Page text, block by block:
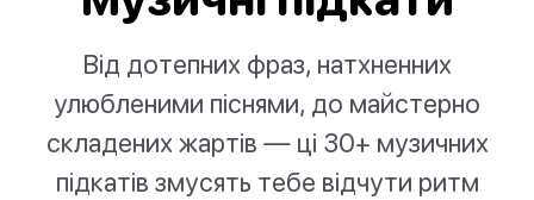
Від дотепних фраз, натхненних
улюбленими піснями, до майстерно
складених жартів — ці 30+ музичних
підкатів змусять тебе відчути ритм